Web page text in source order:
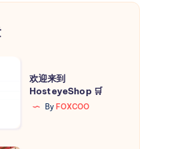
欢迎来到
HosteyeShop 🛒
By FOXCOO